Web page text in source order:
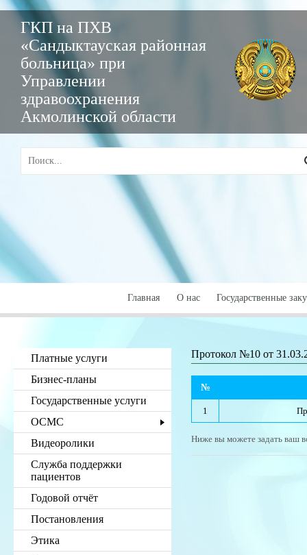
ГКП на ПХВ
«Сандыктауская районная
больница» при
Управлении
здравоохранения
Акмолинской области
Главная О нас Государственные
Платные услуги
Бизнес-планы
Государственные услуги
ОСМС
Видеоролики
Служба поддержки
пациентов
Годовой отчёт
Постановления
Этика
Протокол №10 от
№
1
Ниже вы можете задать ваш